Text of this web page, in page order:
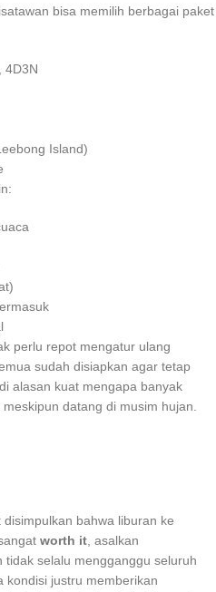
bisa memilih berbagai paket
4D3N
Island)
perlu repot mengatur ulang
sudah disiapkan agar tetap
alasan kuat mengapa banyak
datang di musim hujan.
bahwa liburan ke
worth it , asalkan
selalu mengganggu seluruh
kondisi justru memberikan